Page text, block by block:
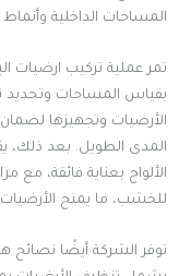
المساحات الداخلية
تمر عملية تركيب ارضيات
بقياس المساحات وتحديد
الأرضيات وتجهيزها
المدى الطويل. بعد ذلك،
الألواح بعناية فائقة، مع
للخشب، ما يمنح الأرضيات
توفر الشركة أيضًا نصائح